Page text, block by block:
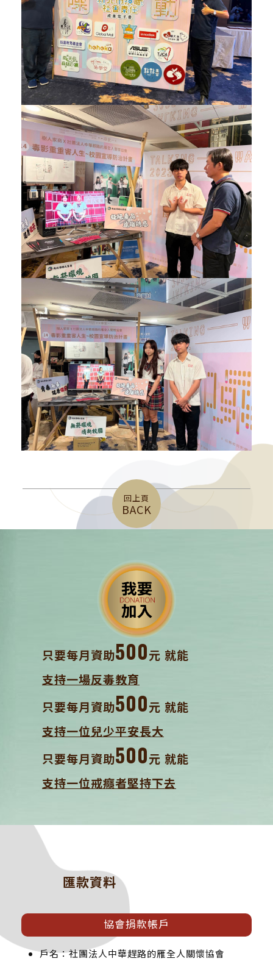
回上頁
BACK
只要每月資助500元 就能
支持一場反毒教育
只要每月資助500元 就能
支持一位兒少平安長大
只要每月資助500元 就能
支持一位戒癮者堅持下去
匯款資料
協會捐款帳戶
戶名：社團法人中華趕路的雁全人關懷協會